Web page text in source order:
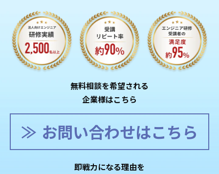
無料相談を希望される
企業様はこちら
お問い合わせはこちら
即戦力になる理由を